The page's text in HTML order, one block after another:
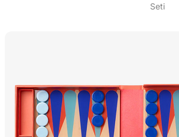
Seti